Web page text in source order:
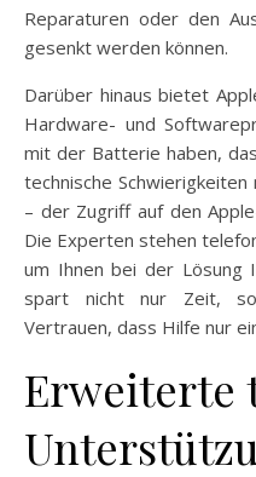
Reparaturen oder den
gesenkt werden können.
Darüber hinaus bietet
Hardware- und
mit der Batterie haben,
technische
– der Zugriff auf den
Die Experten stehen
um Ihnen bei der Lösung
spart nicht nur Zeit,
Vertrauen, dass Hilfe nur
Erweiterte